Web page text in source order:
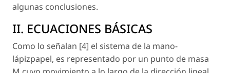
algunas conclusiones.
II. ECUACIONES BÁSICAS
Como lo señalan [4] el sistema de la mano-
lápizpapel, es representado por un punto de masa